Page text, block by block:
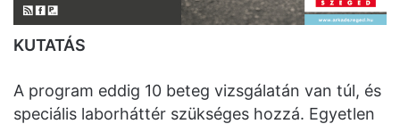
KUTATÁS
A program eddig 10 beteg vizsgálatán van túl, és
speciális laborháttér szükséges hozzá. Egyetlen